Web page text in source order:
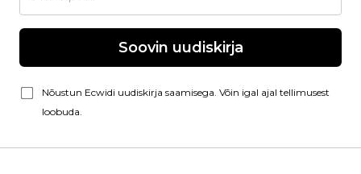
Soovin uudiskirja
Nõustun Ecwidi uudiskirja saamisega. Võin igal ajal tellimusest
loobuda.